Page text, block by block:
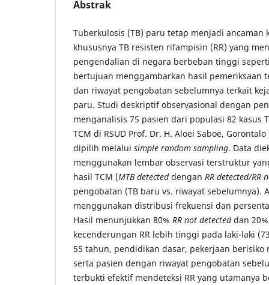
Abstrak
Tuberkulosis (TB) paru tetap menjadi ancaman
khususnya TB resisten rifampisin (RR) yang
pengendalian di negara berbeban tinggi
bertujuan menggambarkan hasil pemeriksaan
dan riwayat pengobatan sebelumnya terkait
paru. Studi deskriptif observasional dengan
menganalisis 75 pasien dari populasi 82 kasus
TCM di RSUD Prof. Dr. H. Aloei Saboe,
dipilih melalui simple random sampling. Data
menggunakan lembar observasi terstruktur
hasil TCM (MTB detecteddengan RR detected/RR
pengobatan (TB baru vs. riwayat sebelumnya).
menggunakan distribusi frekuensi dan
Hasil menunjukkan 80% RR not detecteddan
kecenderungan RR lebih tinggi pada laki-laki
55 tahun, pendidikan dasar, pekerjaan berisiko
serta pasien dengan riwayat pengobatan
terbukti efektif mendeteksi RR yang utamanya